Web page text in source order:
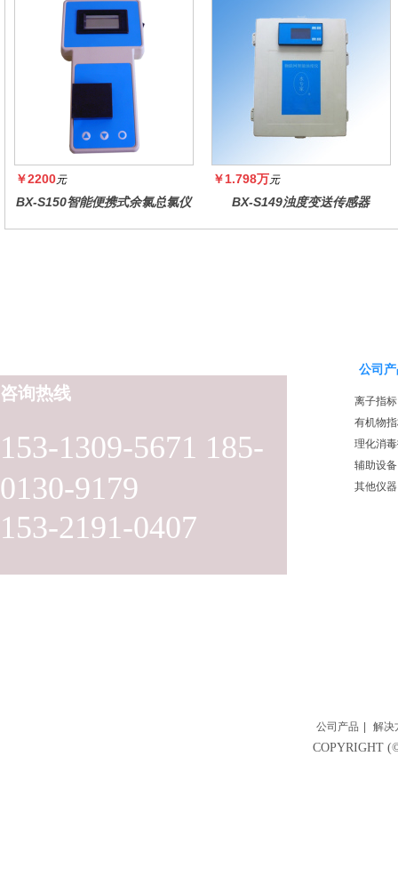
￥2200元
BX-S150智能便携式余氯总氯仪
￥1.798万元
BX-S149浊度变送传感器
153-1309-5671 185-
0130-9179
153-2191-0407
咨询热线
公司
离子指标
有机物
理化消
辅助设备
其他仪器
公司产品 解决
COPYRIGHT